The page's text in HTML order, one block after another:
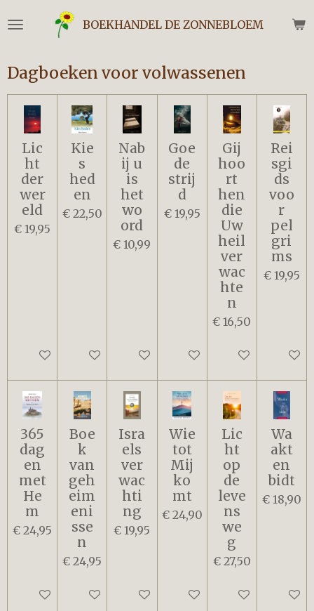
direct
de
hoofdinhoud
BOEKHANDEL DE ZONNEBLOEM
Dagboeken voor volwassenen
Lic
ht
der
wer
eld
€ 19,95
In winkelwagen
Kie
s
hed
en
€ 22,50
In winkelwagen
Nab
ij u
is
het
wo
ord
€ 10,99
In winkelwagen
Goe
de
strij
d
€ 19,95
In winkelwagen
Gij
hoo
rt
hen
die
Uw
heil
ver
wac
hte
n
€ 16,50
In winkelwagen
Rei
sgi
ds
voo
r
pel
gri
ms
€ 19,95
In
365
dag
en
met
He
m
€ 24,95
In winkelwagen
Boe
k
van
geh
eim
eni
sse
n
€ 24,95
In winkelwagen
Isra
els
ver
wac
hti
ng
€ 19,95
In winkelwagen
Wie
tot
Mij
ko
mt
€ 24,90
In winkelwagen
Lic
ht
op
de
leve
ns
we
g
€ 27,50
In winkelwagen
Wa
akt
en
bidt
€ 18,90
In